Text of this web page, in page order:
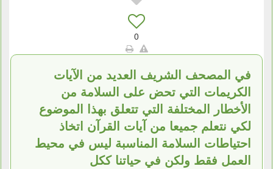
0
في المصحف الشريف العديد من الآيات
الكريمات التي تحض على السلامة من
الأخطار المختلفة التي تتعلق بهذا الموضوع
لكي نتعلم جميعا من آيات القرآن اتخاذ
احتياطات السلامة المناسبة ليس في محيط
العمل فقط ولكن في حياتنا ككل